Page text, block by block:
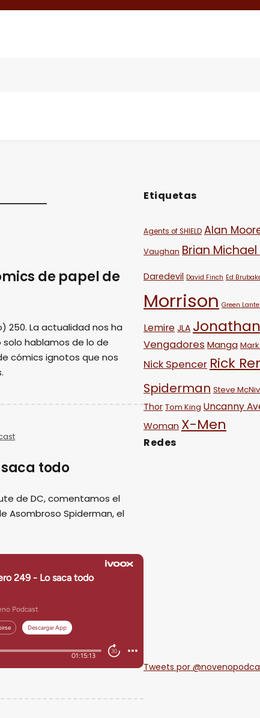
de papel de
250. La actualidad nos ha
solo hablamos de lo de
cómics ignotos que nos
saca todo
de DC, comentamos el
Asombroso Spiderman, el
Etiquetas
Agents of SHIELD Alan
Vaughan Brian
Daredevil David Finch Ed
Morrison Green
Lemire JLA
Vengadores Manga
Nick Spencer Rick
Spiderman Steve
Thor Tom King Uncanny
Woman X-Men
Redes
Tweets por